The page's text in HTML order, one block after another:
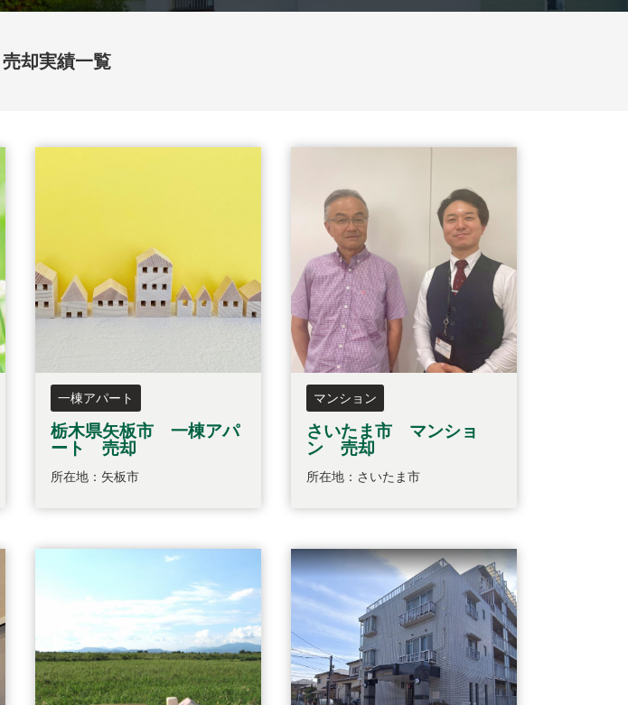
都 北海道 千葉県
売却実績一覧
一棟アパート
栃木県矢板市 一棟アパ
ート 売却
所在地：矢板市
マンション
さいたま市 マンショ
ン 売却
所在地：さいたま市